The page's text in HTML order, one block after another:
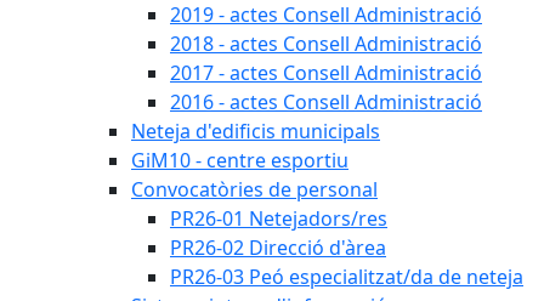
2019 - actes Consell Administració
2018 - actes Consell Administració
2017 - actes Consell Administració
2016 - actes Consell Administració
Neteja d'edificis municipals
GiM10 - centre esportiu
Convocatòries de personal
PR26-01 Netejadors/res
PR26-02 Direcció d'àrea
PR26-03 Peó especialitzat/da de neteja